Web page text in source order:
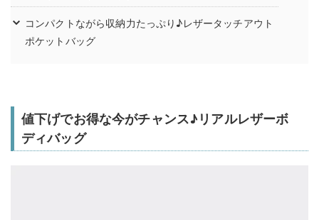
コンパクトながら収納力たっぷり♪レザータッチアウト
ポケットバッグ
値下げでお得な今がチャンス♪リアルレザーボ
ディバッグ